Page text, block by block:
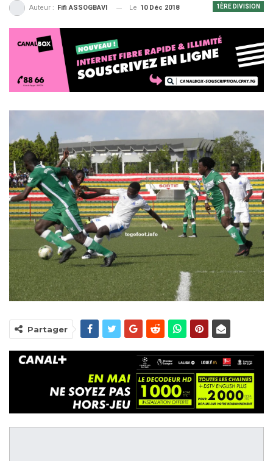
1ÈRE DIVISION
Auteur : Fifi ASSOGBAVI Le 10 Déc 2018
Partager